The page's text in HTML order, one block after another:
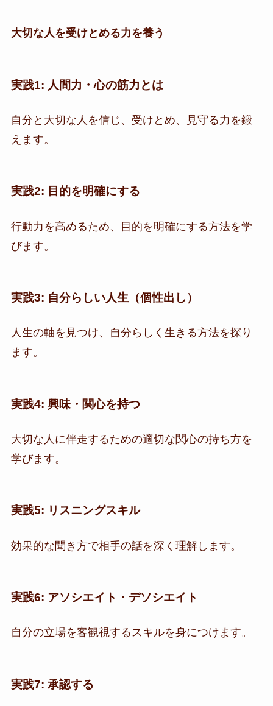
大切な人を受けとめる力を養う
実践1: 人間力・心の筋力とは
自分と大切な人を信じ、受けとめ、見守る力を鍛
えます。
実践2: 目的を明確にする
行動力を高めるため、目的を明確にする方法を学
びます。
実践3: 自分らしい人生（個性出し）
人生の軸を見つけ、自分らしく生きる方法を探り
ます。
実践4: 興味・関心を持つ
大切な人に伴走するための適切な関心の持ち方を
学びます。
実践5: リスニングスキル
効果的な聞き方で相手の話を深く理解します。
実践6: アソシエイト・デソシエイト
自分の立場を客観視するスキルを身につけます。
実践7: 承認する